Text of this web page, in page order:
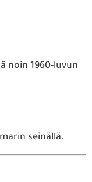
noin 1960-luvun
seinällä.